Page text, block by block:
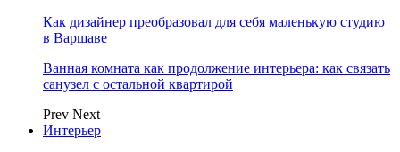
Как дизайнер преобразовал для себя маленькую студию
в Варшаве
Ванная комната как продолжение интерьера: как связать
санузел с остальной квартирой
Prev Next
Интерьер